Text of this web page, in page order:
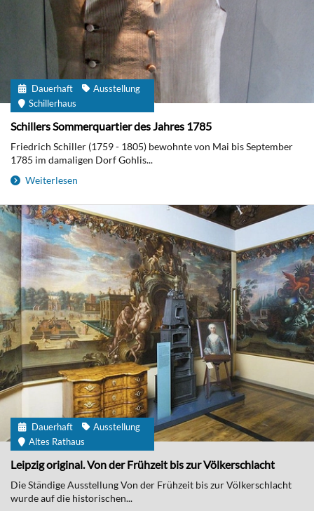
Dauerhaft
Ausstellung
Schillerhaus
Schillers Sommerquartier des Jahres 1785
Friedrich Schiller (1759 - 1805) bewohnte von Mai bis September
1785 im damaligen Dorf Gohlis...
Weiterlesen
Dauerhaft
Ausstellung
Altes Rathaus
Leipzig original. Von der Frühzeit bis zur Völkerschlacht
Die Ständige Ausstellung Von der Frühzeit bis zur Völkerschlacht
wurde auf die historischen...